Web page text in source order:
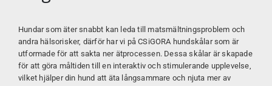
Hundar som äter snabbt kan leda till matsmältningsproblem och
andra hälsorisker, därför har vi påCSiGORA hundskålar som är
utformade för att sakta ner ätprocessen. Dessa skålar är skapade
för att göra måltiden till en interaktiv och stimulerande upplevelse,
vilket hjälper din hund att äta långsammare och njuta mer av